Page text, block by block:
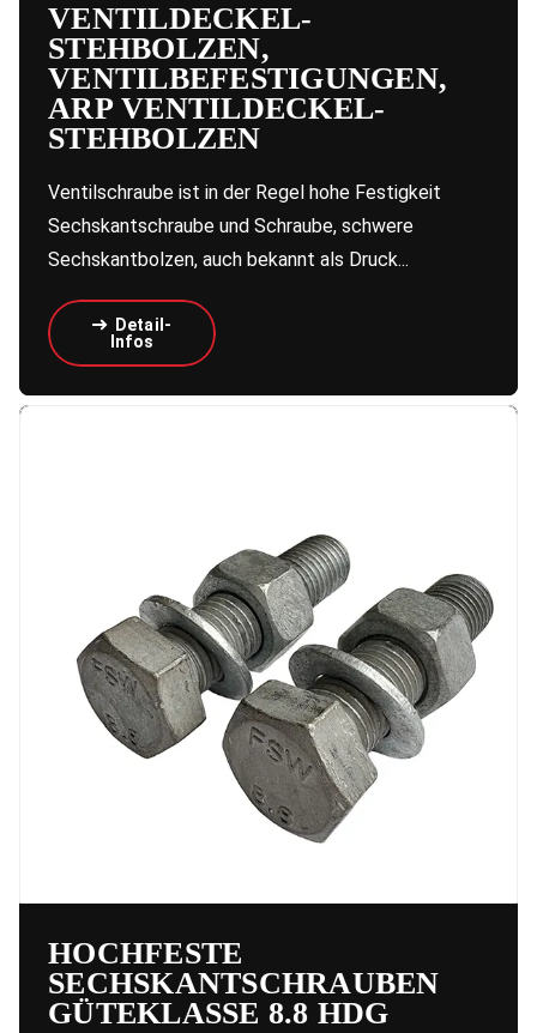
VENTILDECKEL-
STEHBOLZEN,
VENTILBEFESTIGUNGEN,
ARP VENTILDECKEL-
STEHBOLZEN
Ventilschraube ist in der Regel hohe Festigkeit
Sechskantschraube und Schraube, schwere
Sechskantbolzen, auch bekannt als Druck...
Detail-
Infos
HOCHFESTE
SECHSKANTSCHRAUBEN
GÜTEKLASSE 8.8 HDG